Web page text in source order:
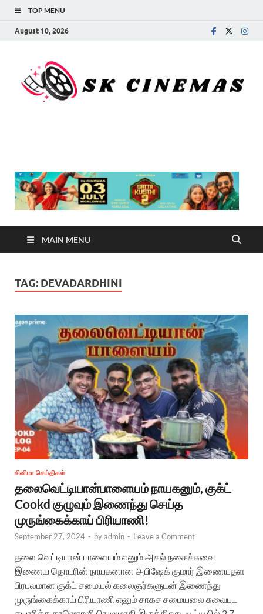
TOP MENU
August 10, 2026
MAIN MENU
TAG: DEVADARDHINI
சினிமா செய்திகள்
தலைவெட்டியான்பாளையம் நாயகனும், குக்ட்
Cookd குழுவும் இணைந்து செய்த
முருங்கைக்காய் பிரியாணி!
September 27, 2024 - byadmin - Leave a Comment
தலை வெட்டியான் பாளையம் எனும் அசல் நகைச்சுவை
இணைய தொடரின் நாயகனான அபிஷேக் குமார் இணையதள
பிரபலமான குக்ட் சமையல் கலைஞர்களுடன் இணைந்து
முருங்கைக்காய் பிரியாணி எனும் சாகச சமையலை சுவைபட